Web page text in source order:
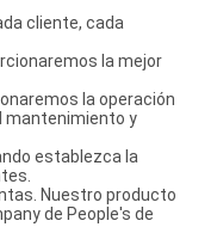
cliente, cada
la mejor
la operación
mantenimiento y
establezca la
Nuestro producto
de People's de